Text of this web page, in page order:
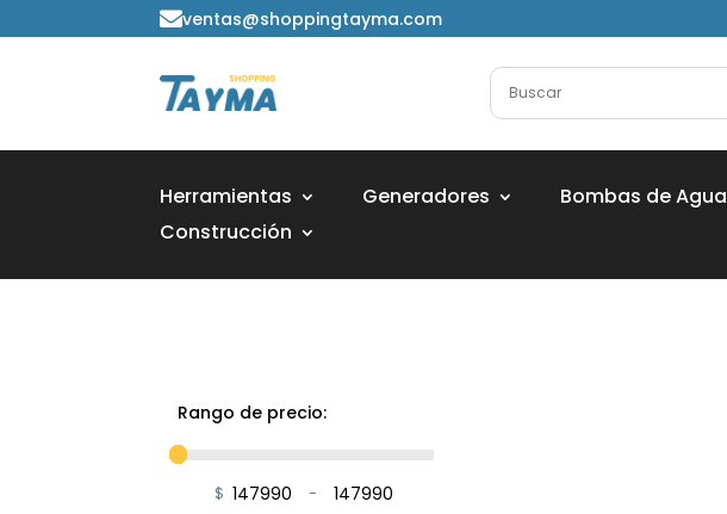
ventas@shoppingtayma.com
Herramientas Generadores Bombas de Agua
Construcción
Rango de precio:
$ Minimum Price
-
Maximum Price